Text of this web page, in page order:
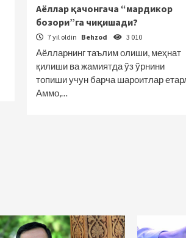
Аёллар қачонгача “мардикор
бозори”га чиқишади?
7 yil oldin Behzod 3 010
Аёлларнинг таълим олиши, меҳнат
қилиши ва жамиятда ўз ўрнини
топиши учун барча шароитлар
Аммо,…